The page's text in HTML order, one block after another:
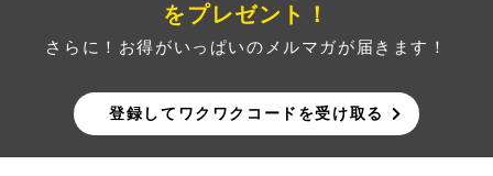
をプレゼント！
さらに！お得がいっぱいのメルマガが届きます！
登録してワクワクコードを受け取る